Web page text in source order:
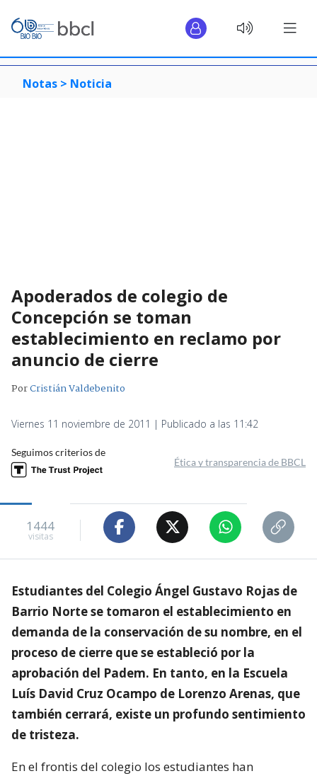
Notas > Noticia
Apoderados de colegio de
Concepción se toman
establecimiento en reclamo por
anuncio de cierre
PorCristián Valdebenito
Viernes 11 noviembre de 2011 | Publicado a las 11:42
Seguimos criterios de
Ética y transparencia de BBCL
1444
visitas
Estudiantes del Colegio Ángel Gustavo Rojas de
Barrio Norte se tomaron el establecimiento en
demanda de la conservación de su nombre, en el
proceso de cierre que se estableció por la
aprobación del Padem. En tanto, en la Escuela
Luís David Cruz Ocampo de Lorenzo Arenas, que
también cerrará, existe un profundo sentimiento
de tristeza.
En el frontis del colegio los estudiantes han